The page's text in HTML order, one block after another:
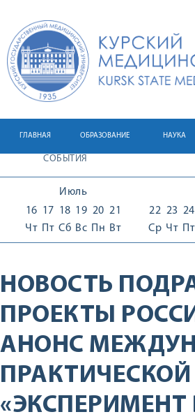
ГЛАВНАЯ ОБРАЗОВАНИЕ НАУКА
СОБЫТИЯ
Июль
16
Чт
17
Пт
18
Сб
19
Вс
20
Пн
21
Вт
22
Ср
23
Чт
24
Пт
НОВОСТЬ
ПРОЕКТЫ
АНОНС
«ЭКСПЕРИМЕНТ